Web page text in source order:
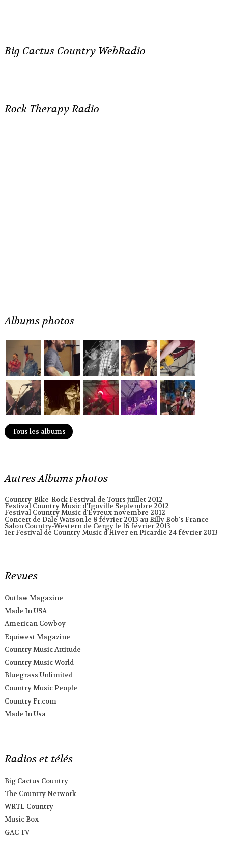
Big Cactus Country WebRadio
Rock Therapy Radio
Albums photos
Tous les albums
Autres Albums photos
Country-Bike-Rock Festival de Tours juillet 2012
Festival Country Music d'Igoville Septembre 2012
Festival Country Music d'Evreux novembre 2012
Concert de Dale Watson le 8 février 2013 au Billy Bob's France
Salon Country-Western de Cergy le 16 février 2013
1er Festival de Country Music d'Hiver en Picardie 24 février 2013
Revues
Outlaw Magazine
Made In USA
American Cowboy
Equiwest Magazine
Country Music Attitude
Country Music World
Bluegrass Unlimited
Country Music People
Country Fr.com
Made In Usa
Radios et télés
Big Cactus Country
The Country Network
WRTL Country
Music Box
GAC TV